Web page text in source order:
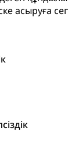
асыруға